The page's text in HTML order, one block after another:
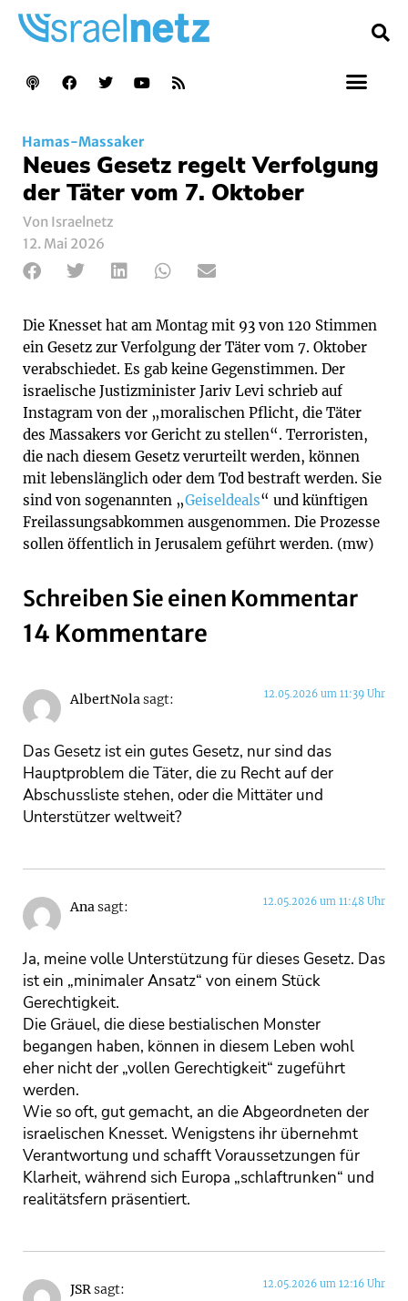
Hamas-Massaker
Neues Gesetz regelt Verfolgung
der Täter vom 7. Oktober
Von Israelnetz
12. Mai 2026
Die Knesset hat am Montag mit 93 von 120 Stimmen
ein Gesetz zur Verfolgung der Täter vom 7. Oktober
verabschiedet. Es gab keine Gegenstimmen. Der
israelische Justizminister Jariv Levi schrieb auf
Instagram von der „moralischen Pflicht, die Täter
des Massakers vor Gericht zu stellen“. Terroristen,
die nach diesem Gesetz verurteilt werden, können
mit lebenslänglich oder dem Tod bestraft werden. Sie
sind von sogenannten „Geiseldeals“ und künftigen
Freilassungsabkommen ausgenommen. Die Prozesse
sollen öffentlich in Jerusalem geführt werden. (mw)
Schreiben Sie einen Kommentar
14 Kommentare
AlbertNolasagt: 12.05.2026 um 11:39 Uhr
Das Gesetz ist ein gutes Gesetz, nur sind das
Hauptproblem die Täter, die zu Recht auf der
Abschussliste stehen, oder die Mittäter und
Unterstützer weltweit?
Anasagt: 12.05.2026 um 11:48 Uhr
Ja, meine volle Unterstützung für dieses Gesetz. Das
ist ein „minimaler Ansatz“ von einem Stück
Gerechtigkeit.
Die Gräuel, die diese bestialischen Monster
begangen haben, können in diesem Leben wohl
eher nicht der „vollen Gerechtigkeit“ zugeführt
werden.
Wie so oft, gut gemacht, an die Abgeordneten der
israelischen Knesset. Wenigstens ihr übernehmt
Verantwortung und schafft Voraussetzungen für
Klarheit, während sich Europa „schlaftrunken“ und
realitätsfern präsentiert.
JSRsagt: 12.05.2026 um 12:16 Uhr